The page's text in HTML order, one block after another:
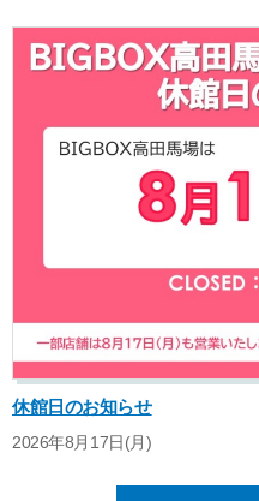
休館日のお知らせ
2026年8月17日(月)